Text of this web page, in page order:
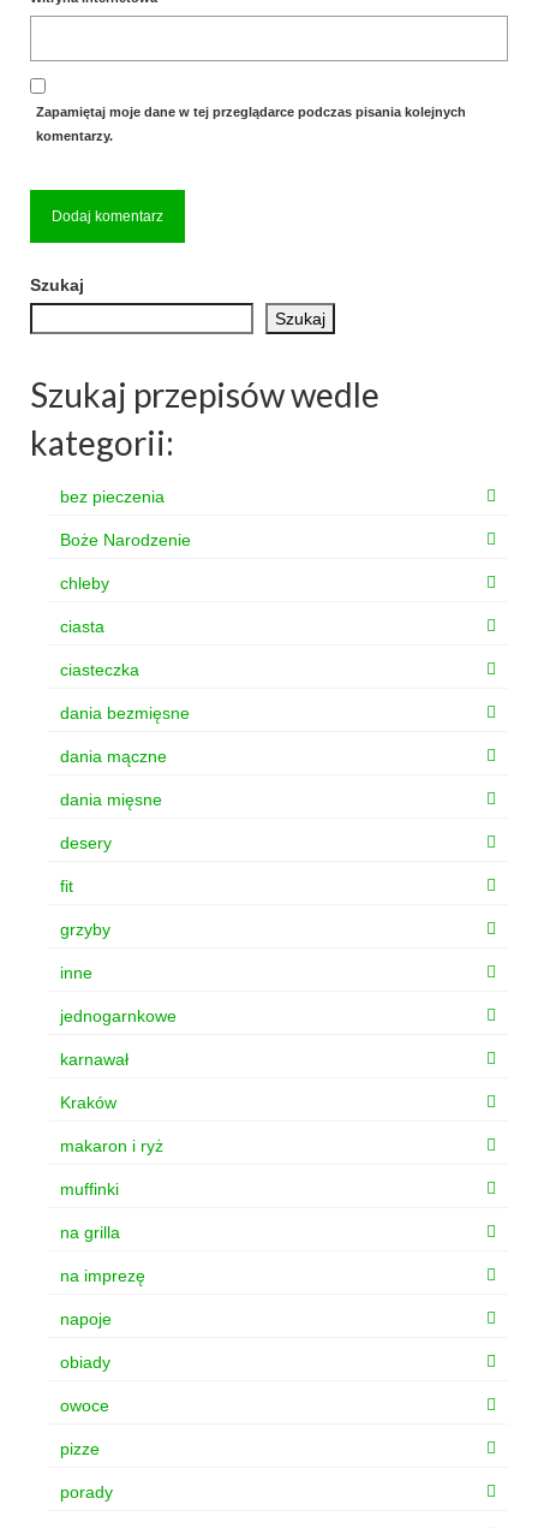
Zapamiętaj moje dane w tej przeglądarce podczas pisania kolejnych
komentarzy.
Szukaj
Szukaj
Szukaj przepisów wedle
kategorii:
bez pieczenia
Boże Narodzenie
chleby
ciasta
ciasteczka
dania bezmięsne
dania mączne
dania mięsne
desery
fit
grzyby
inne
jednogarnkowe
karnawał
Kraków
makaron i ryż
muffinki
na grilla
na imprezę
napoje
obiady
owoce
pizze
porady